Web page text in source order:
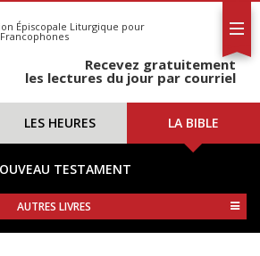
Épiscopale Liturgique pour
Recevez gratuitement
les lectures du jour par courriel
LES HEURES LA BIBLE
TESTAMENT
AUTRES LIVRES